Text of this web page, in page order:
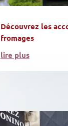
Découvrez les
fromages
lire plus